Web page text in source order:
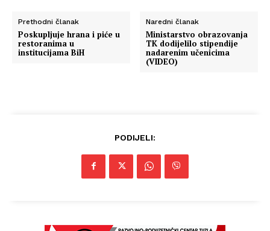
Prethodni članak
Poskupljuje hrana i piće u
restoranima u
institucijama BiH
Naredni članak
Ministarstvo obrazovanja
TK dodijelilo stipendije
nadarenim učenicima
(VIDEO)
PODIJELI: